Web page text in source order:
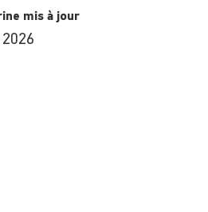
mis à jour